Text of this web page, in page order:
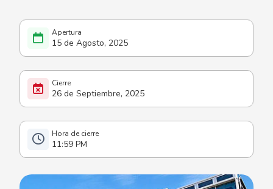
15 de Agosto, 2025
26 de Septiembre, 2025
11:59 PM